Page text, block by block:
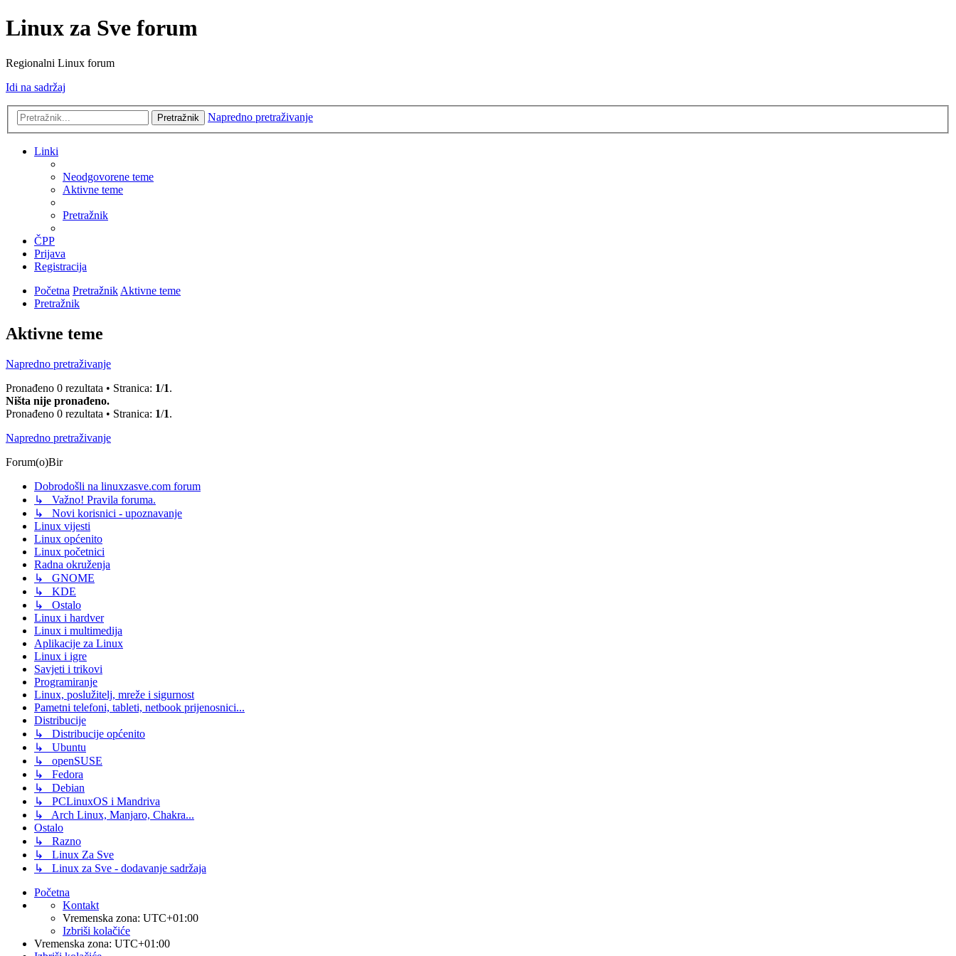
Linux za Sve forum
Regionalni Linux forum
Idi na sadržaj
Pretražnik Napredno pretraživanje
Linki
Neodgovorene teme
Aktivne teme
Pretražnik
ČPP
Prijava
Registracija
Početna PretražnikAktivne teme
Pretražnik
Aktivne teme
Napredno pretraživanje
Pronađeno 0 rezultata • Stranica: 1/1.
Ništa nije pronađeno.
Pronađeno 0 rezultata • Stranica: 1/1.
Napredno pretraživanje
Forum(o)Bir
Dobrodošli na linuxzasve.com forum
↳ Važno! Pravila foruma.
↳ Novi korisnici - upoznavanje
Linux vijesti
Linux općenito
Linux početnici
Radna okruženja
↳ GNOME
↳ KDE
↳ Ostalo
Linux i hardver
Linux i multimedija
Aplikacije za Linux
Linux i igre
Savjeti i trikovi
Programiranje
Linux, poslužitelj, mreže i sigurnost
Pametni telefoni, tableti, netbook prijenosnici...
Distribucije
↳ Distribucije općenito
↳ Ubuntu
↳ openSUSE
↳ Fedora
↳ Debian
↳ PCLinuxOS i Mandriva
↳ Arch Linux, Manjaro, Chakra...
Ostalo
↳ Razno
↳ Linux Za Sve
↳ Linux za Sve - dodavanje sadržaja
Početna
Kontakt
Vremenska zona: UTC+01:00
Izbriši kolačiće
Vremenska zona: UTC+01:00